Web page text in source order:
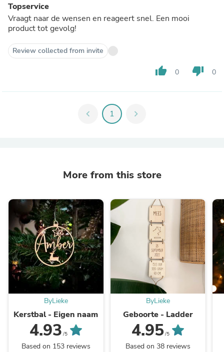
Topservice
Vraagt naar de wensen en reageert snel. Een mooi
product tot gevolg!
Review collected from invite
thumb_up 0 thumb_down 0
chevron_left 1 chevron_right
More from this store
ByLieke
Kerstbal - Eigen naam
4.93 /5
Based on 153 reviews
ByLieke
Geboorte - Ladder
4.95/5
Based on 38 reviews